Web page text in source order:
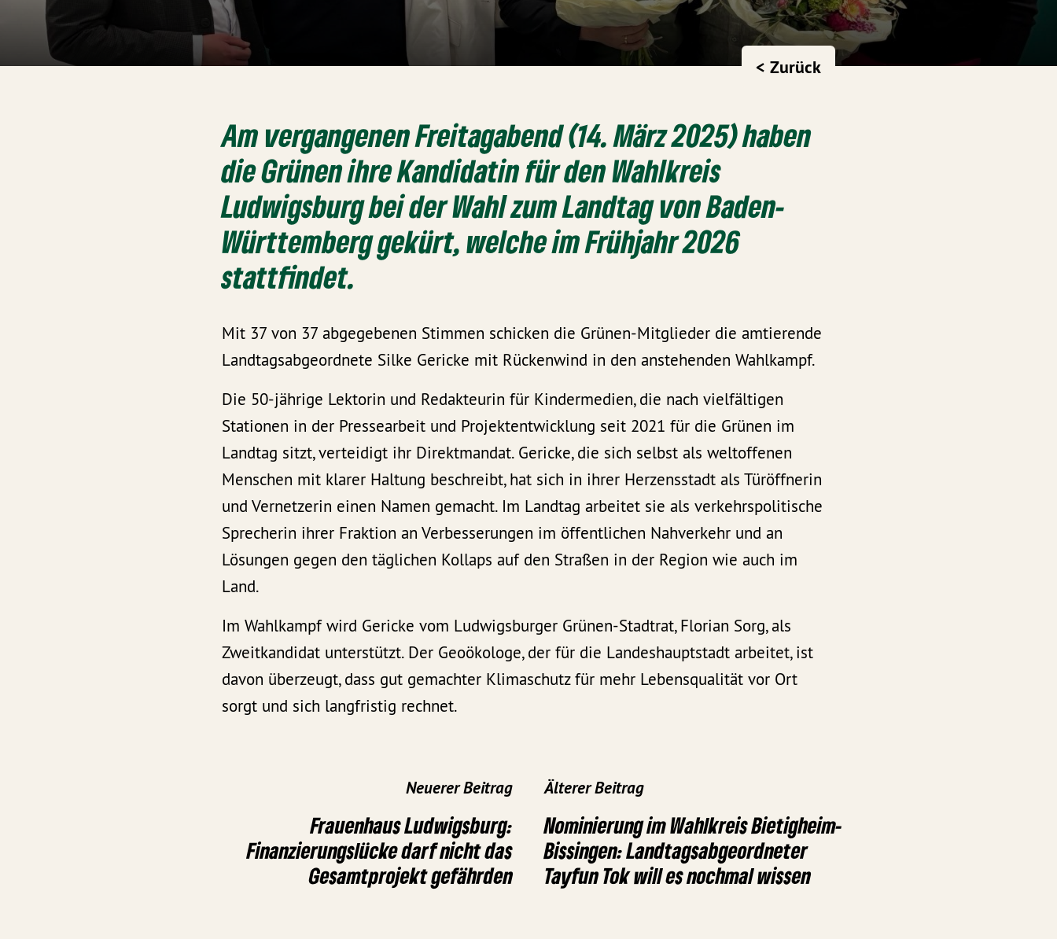
< Zurück
Am vergangenen Freitagabend (14. März 2025) haben
die Grünen ihre Kandidatin für den Wahlkreis
Ludwigsburg bei der Wahl zum Landtag von Baden-
Württemberg gekürt, welche im Frühjahr 2026
stattfindet.
Mit 37 von 37 abgegebenen Stimmen schicken die Grünen-Mitglieder die amtierende
Landtagsabgeordnete Silke Gericke mit Rückenwind in den anstehenden Wahlkampf.
Die 50-jährige Lektorin und Redakteurin für Kindermedien, die nach vielfältigen
Stationen in der Pressearbeit und Projektentwicklung seit 2021 für die Grünen im
Landtag sitzt, verteidigt ihr Direktmandat. Gericke, die sich selbst als weltoffenen
Menschen mit klarer Haltung beschreibt, hat sich in ihrer Herzensstadt als Türöffnerin
und Vernetzerin einen Namen gemacht. Im Landtag arbeitet sie als verkehrspolitische
Sprecherin ihrer Fraktion an Verbesserungen im öffentlichen Nahverkehr und an
Lösungen gegen den täglichen Kollaps auf den Straßen in der Region wie auch im
Land.
Im Wahlkampf wird Gericke vom Ludwigsburger Grünen-Stadtrat, Florian Sorg, als
Zweitkandidat unterstützt. Der Geoökologe, der für die Landeshauptstadt arbeitet, ist
davon überzeugt, dass gut gemachter Klimaschutz für mehr Lebensqualität vor Ort
sorgt und sich langfristig rechnet.
Neuerer Beitrag
Frauenhaus Ludwigsburg:
Finanzierungslücke darf nicht das
Gesamtprojekt gefährden
Älterer Beitrag
Nominierung im Wahlkreis Bietigheim-
Bissingen: Landtagsabgeordneter
Tayfun Tok will es nochmal wissen